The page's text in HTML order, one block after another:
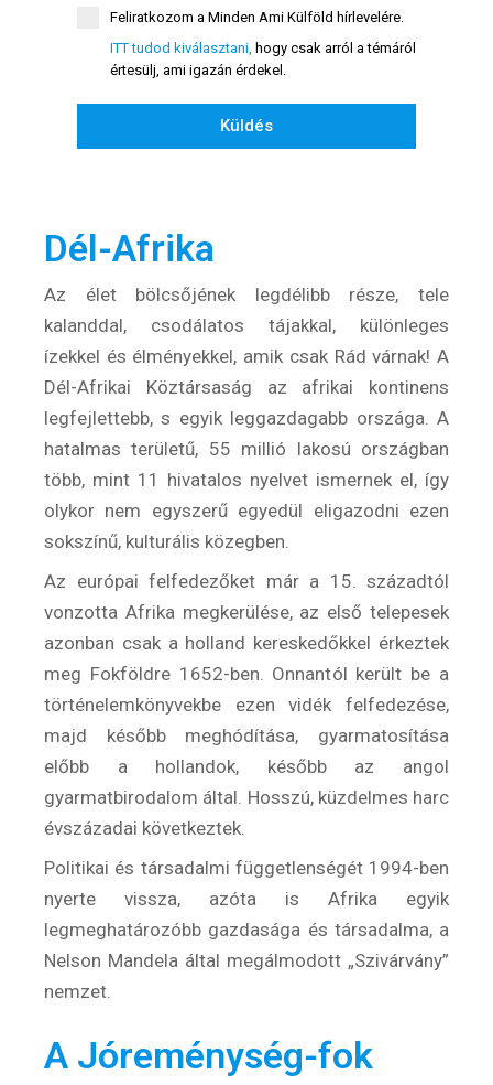
BLOG
Partnerprogram
Oszd meg történeted!
Feliratkozom a Minden Ami Külföld hírlevelére.
ITT tudod kiválasztani, hogy csak arról a témáról
értesülj, ami igazán érdekel.
Küldés
Dél-Afrika
Az élet bölcsőjének legdélibb része, tele
kalanddal, csodálatos tájakkal, különleges
ízekkel és élményekkel, amik csak Rád várnak! A
Dél-Afrikai Köztársaság az afrikai kontinens
legfejlettebb, s egyik leggazdagabb országa. A
hatalmas területű, 55 millió lakosú országban
több, mint 11 hivatalos nyelvet ismernek el, így
olykor nem egyszerű egyedül eligazodni ezen
sokszínű, kulturális közegben.
Az európai felfedezőket már a 15. századtól
vonzotta Afrika megkerülése, az első telepesek
azonban csak a holland kereskedőkkel érkeztek
meg Fokföldre 1652-ben. Onnantól került be a
történelemkönyvekbe ezen vidék felfedezése,
majd később meghódítása, gyarmatosítása
előbb a hollandok, később az angol
gyarmatbirodalom által. Hosszú, küzdelmes harc
évszázadai következtek.
Politikai és társadalmi függetlenségét 1994-ben
nyerte vissza, azóta is Afrika egyik
legmeghatározóbb gazdasága és társadalma, a
Nelson Mandela által megálmodott „Szivárvány”
nemzet.
A Jóreménység-fok